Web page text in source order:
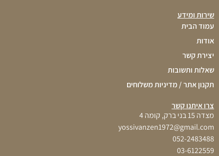
שירות ומידע
עמוד הבית
אודות
יצירת קשר
שאלות ותשובות
תקנון אתר / מדיניות משלוחים
צרו איתנו קשר
מצדה 15 בני ברק, קומה 4
yossivanzen1972@gmail.com
052-2483488
03-6122559